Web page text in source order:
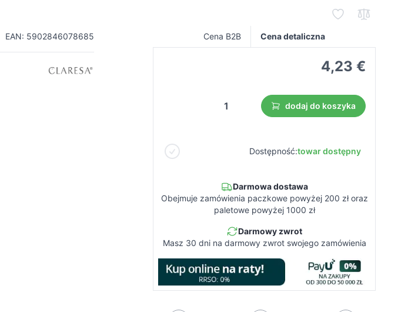
EAN: 5902846078685 Cena B2B Cena detaliczna
4,23 €
dodaj do koszyka
Dostępność:towar dostępny
Darmowa dostawa
Obejmuje zamówienia paczkowe powyżej 200 zł oraz
paletowe powyżej 1000 zł
Darmowy zwrot
Masz 30 dni na darmowy zwrot swojego zamówienia